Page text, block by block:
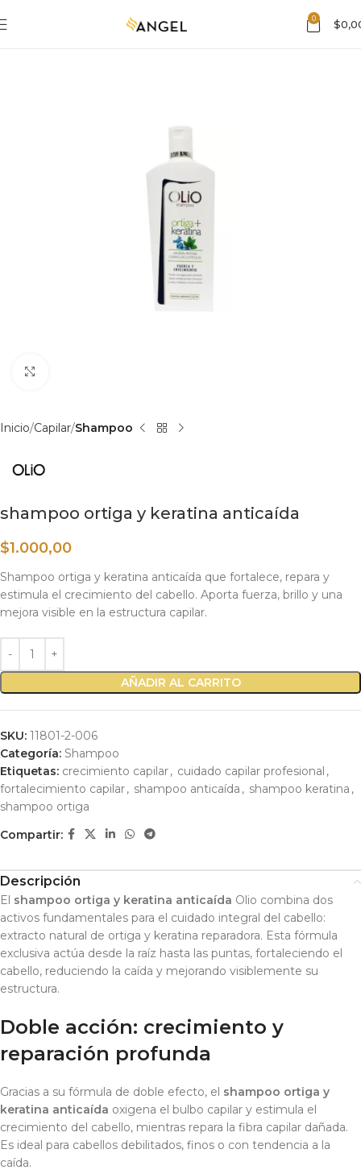
0 $
Inicio Capilar Shampoo
shampoo ortiga y keratina anticaída
$1.000,00
Shampoo ortiga y keratina anticaída que fortalece, repara y
estimula el crecimiento del cabello. Aporta fuerza, brillo y una
mejora visible en la estructura capilar.
AÑADIR AL CARRITO
SKU: 11801-2-006
Categoría: Shampoo
Etiquetas: crecimiento capilar, cuidado capilar profesional ,
fortalecimiento capilar, shampoo anticaída , shampoo keratina ,
shampoo ortiga
Compartir:
Descripción
El shampoo ortiga y keratina anticaída Olio combina dos
activos fundamentales para el cuidado integral del cabello:
extracto natural de ortiga y keratina reparadora. Esta fórmula
exclusiva actúa desde la raíz hasta las puntas, fortaleciendo el
cabello, reduciendo la caída y mejorando visiblemente su
estructura.
Doble acción: crecimiento y
reparación profunda
Gracias a su fórmula de doble efecto, el shampoo ortiga y
keratina anticaída oxigena el bulbo capilar y estimula el
crecimiento del cabello, mientras repara la fibra capilar dañada.
Es ideal para cabellos debilitados, finos o con tendencia a la
caída.